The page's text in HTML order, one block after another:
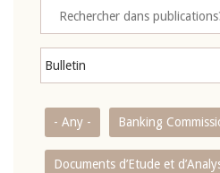
- Any - Banking
Documents d’Etude et